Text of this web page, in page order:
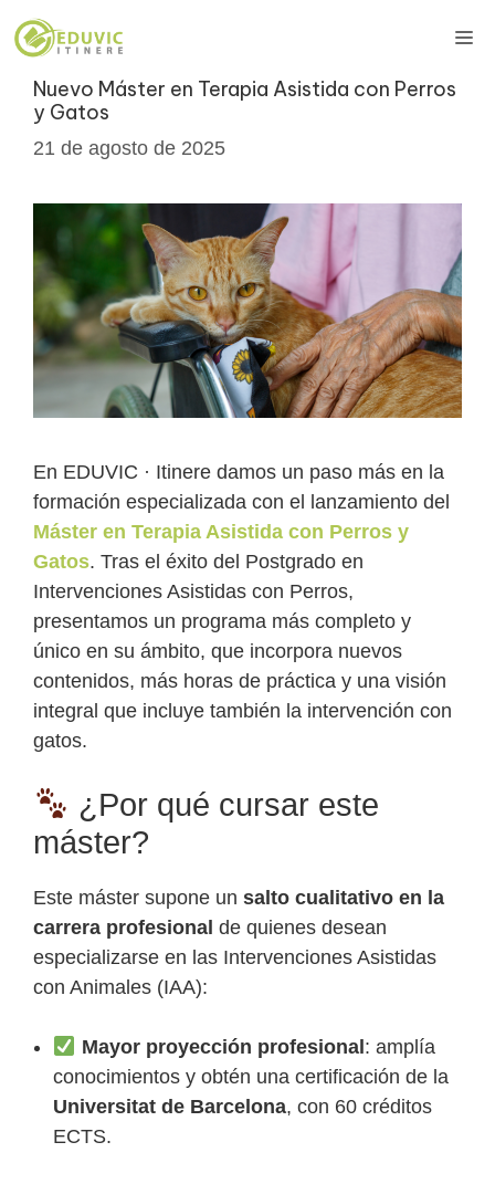
Saltar
Nuevo Máster en Terapia Asistida con Perros
y Gatos
21 de agosto de 2025
En EDUVIC · Itinere damos un paso más en la
formación especializada con el lanzamiento del
Máster en Terapia Asistida con Perros y
Gatos. Tras el éxito del Postgrado en
Intervenciones Asistidas con Perros,
presentamos un programa más completo y
único en su ámbito, que incorpora nuevos
contenidos, más horas de práctica y una visión
integral que incluye también la intervención con
gatos.
¿Por qué cursar este
máster?
Este máster supone un salto cualitativo en la
carrera profesional de quienes desean
especializarse en las Intervenciones Asistidas
con Animales (IAA):
Mayor proyección profesional : amplía
conocimientos y obtén una certificación de la
Universitat de Barcelona, con 60 créditos
ECTS.